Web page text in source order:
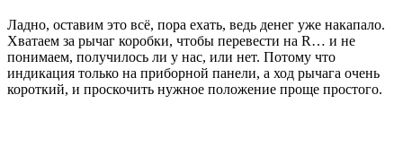
Ладно, оставим это всё, пора ехать, ведь денег уже накапало.
Хватаем за рычаг коробки, чтобы перевести на R… и не
понимаем, получилось ли у нас, или нет. Потому что
индикация только на приборной панели, а ход рычага очень
короткий, и проскочить нужное положение проще простого.